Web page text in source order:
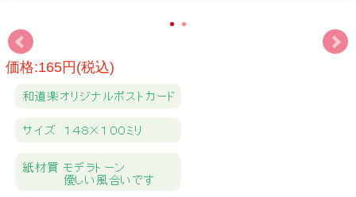
価格:165円(税込)